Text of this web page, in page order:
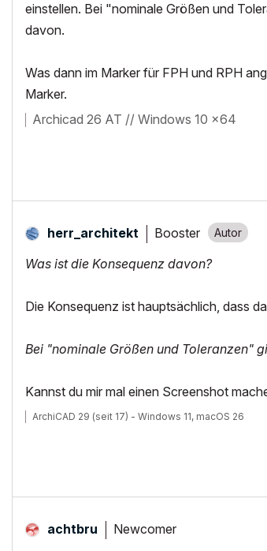
einstellen. Bei "nominale Größen und
davon.
Was dann im Marker für FPH und RPH
Marker.
Archicad 26 AT // Windows 10 x64
herr_architekt Booster
Was ist die Konsequenz davon?
Die Konsequenz ist hauptsächlich, dass
Bei "nominale Größen und Toleranzen"
Kannst du mir mal einen Screenshot
ArchiCAD 29 (seit 17) - Windows 11, macOS 26
achtbru Newcomer